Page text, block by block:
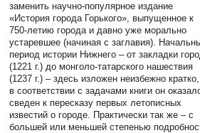
заменить научно-популярное издание
«История города Горького», выпущенное к
750-летию города и давно уже морально
устаревшее (начиная с заглавия).
период истории Нижнего – от закладки
(1221 г.) до монголо-татарского нашествия
(1237 г.) – здесь изложен неизбежно
в соответствии с задачами книги он
сведен к пересказу первых летописных
известий о городе. Практически так же – с
большей или меньшей степенью